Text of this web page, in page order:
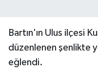
Bartın'ın Ulus ilçesi
düzenlenen şenlikte
eğlendi.